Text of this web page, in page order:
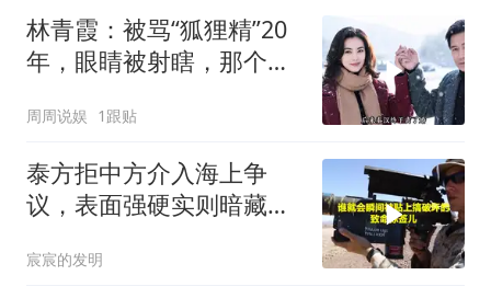
林青霞：被骂“狐狸精”20
年，眼睛被射瞎，那个男
钱？”
周周说娱 1跟贴
泰方拒中方介入海上争
议，表面强硬实则暗藏玄
宸宸的发明